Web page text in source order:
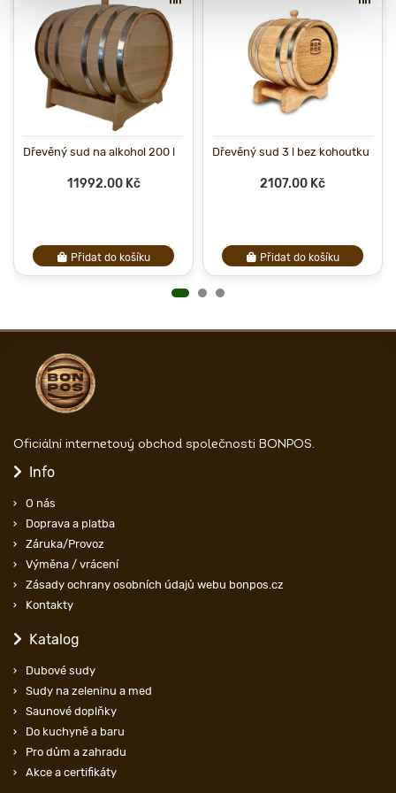
Dřevěný sud na alkohol 200 l
11992.00 Kč
Přidat do košíku
Dřevěný sud 3 l bez kohoutku
2107.00 Kč
Přidat do košíku
Oficiální internetový obchod společnosti BONPOS.
Info
O nás
Doprava a platba
Záruka/Provoz
Výměna / vrácení
Zásady ochrany osobních údajů webu bonpos.cz
Kontakty
Katalog
Dubové sudy
Sudy na zeleninu a med
Saunové doplňky
Do kuchyně a baru
Pro dům a zahradu
Akce a certifikáty